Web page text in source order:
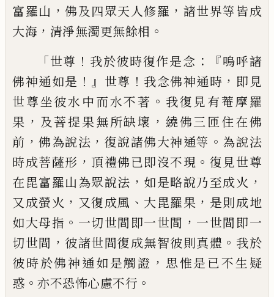
富羅山 ，佛及四眾天人修羅 ， 諸世界等皆成
大海 ， 清淨無濁更無餘相 。
「世尊 ！ 我於彼時復作是念 ：『嗚呼諸
佛神通如是 ！』 世尊 ！ 我念佛神通時 ， 即 見
世尊坐彼水中而水不著 。 我復見有菴摩羅
果 ， 及菩提果無所缺壞 ， 繞佛三匝住在佛
前 ，佛為說法 ， 復說諸佛大神通等 。 為說法
時成菩薩形 ， 頂禮佛已即沒不現 。 復見世尊
在 毘富羅山為眾說法 ， 如是略說乃至成火 ，
又成螢火 ， 又復成風 、 大毘羅果 ， 是則成地
如大母指 。 一切世間即一世間 ， 一世間即一
切世間 ， 彼諸世間復成無智彼則真體 。 我於
彼時於佛神通如是觸證 ， 思惟是已不生疑
惑 。 亦不恐怖心慮不行 。